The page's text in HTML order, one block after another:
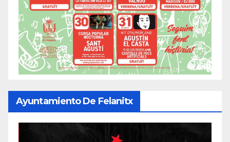
Ayuntamiento De Felanitx